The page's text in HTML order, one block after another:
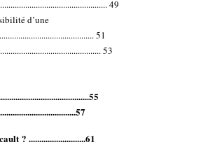
49
d’une
51
53
? ...........................61